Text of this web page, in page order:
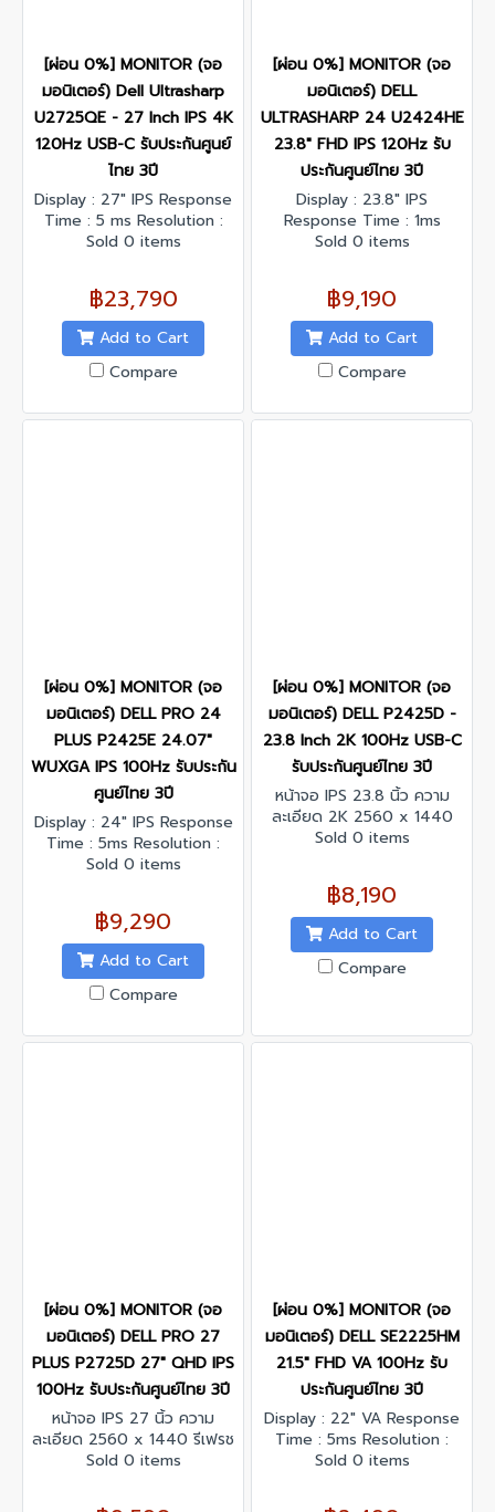
[ผ่อน 0%] MONITOR (จอ
มอนิเตอร์) Dell Ultrasharp
U2725QE - 27 Inch IPS 4K
120Hz USB-C รับประกันศูนย์
ไทย 3ปี
Display : 27" IPS Response
Time : 5 ms Resolution :
3840 x 2160 @120 Hz
Interface : DisplayPort x 1,
HDMI x 1
Sold 0 items
฿23,790
Add to Cart
Compare
[ผ่อน 0%] MONITOR (จอ
มอนิเตอร์) DELL
ULTRASHARP 24 U2424HE
23.8" FHD IPS 120Hz รับ
ประกันศูนย์ไทย 3ปี
Display : 23.8" IPS
Response Time : 1ms
Resolution : 1920 x 1080
1000:1 Interface :
DisplayPort x 1, HDMI x 1,
USB Type-C x 1
Sold 0 items
฿9,190
Add to Cart
Compare
[ผ่อน 0%] MONITOR (จอ
มอนิเตอร์) DELL PRO 24
PLUS P2425E 24.07"
WUXGA IPS 100Hz รับประกัน
ศูนย์ไทย 3ปี
Display : 24" IPS Response
Time : 5ms Resolution :
1920 x 1200 @100 Hz
Interface : DisplayPort x 2,
HDMI x 1 , USB 3.2 Gen1
Type-A x 3,USB 3.2 Gen1
Type-C x 2
Sold 0 items
฿9,290
Add to Cart
Compare
[ผ่อน 0%] MONITOR (จอ
มอนิเตอร์) DELL P2425D -
23.8 Inch 2K 100Hz USB-C
รับประกันศูนย์ไทย 3ปี
หน้าจอ IPS 23.8 นิ้ว ความ
ละเอียด 2K 2560 x 1440
รีเฟรชเรทสูงสุด 100 Hz
Sold 0 items
฿8,190
Add to Cart
Compare
[ผ่อน 0%] MONITOR (จอ
มอนิเตอร์) DELL PRO 27
PLUS P2725D 27" QHD IPS
100Hz รับประกันศูนย์ไทย 3ปี
หน้าจอ IPS 27 นิ้ว ความ
ละเอียด 2560 x 1440 รีเฟรช
เรทสูงสุด 100 Hz
Sold 0 items
[ผ่อน 0%] MONITOR (จอ
มอนิเตอร์) DELL SE2225HM
21.5" FHD VA 100Hz รับ
ประกันศูนย์ไทย 3ปี
Display : 22" VA Response
Time : 5ms Resolution :
1920 x 1080 @100 Hz
Interface : VGA x 1, HDMI x
Sold 0 items